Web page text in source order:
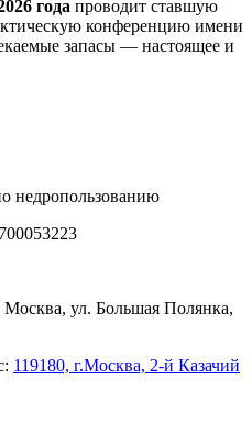
года проводит ставшую
конференцию имени
запасы — настоящее и
недропользованию
ул. Большая Полянка,
119180, г.Москва, 2-й Казачий